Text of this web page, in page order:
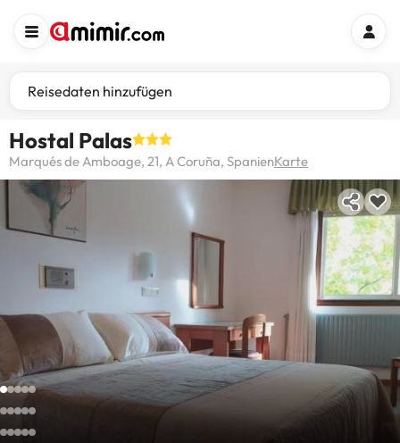
Reisedaten hinzufügen
Hostal Palas
Marqués de Amboage, 21, A Coruña, SpanienKarte